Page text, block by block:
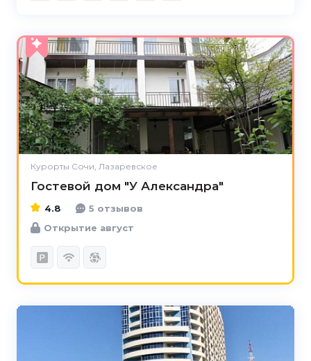
Курорты Сочи, Лазаревское
Гостевой дом "У Александра"
4.8
4.8
5 отзывов
Открытие август